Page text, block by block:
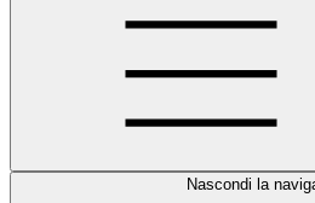
Nascondi la